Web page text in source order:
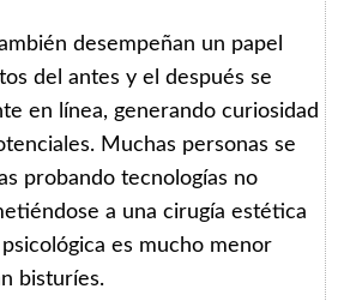
desempeñan un papel
del antes y el después se
en línea, generando curiosidad
Muchas personas se
probando tecnologías no
a una cirugía estética
es mucho menor
bisturíes.